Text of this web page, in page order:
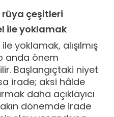
rüya çeşitleri
ile yoklamak
yoklamak, alışılmış
anda önem
Başlangıçtaki niyet
irade; aksi hâlde
daha açıklayıcı
dönemde irade